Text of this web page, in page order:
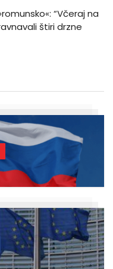
“Včeraj na
štiri drzne